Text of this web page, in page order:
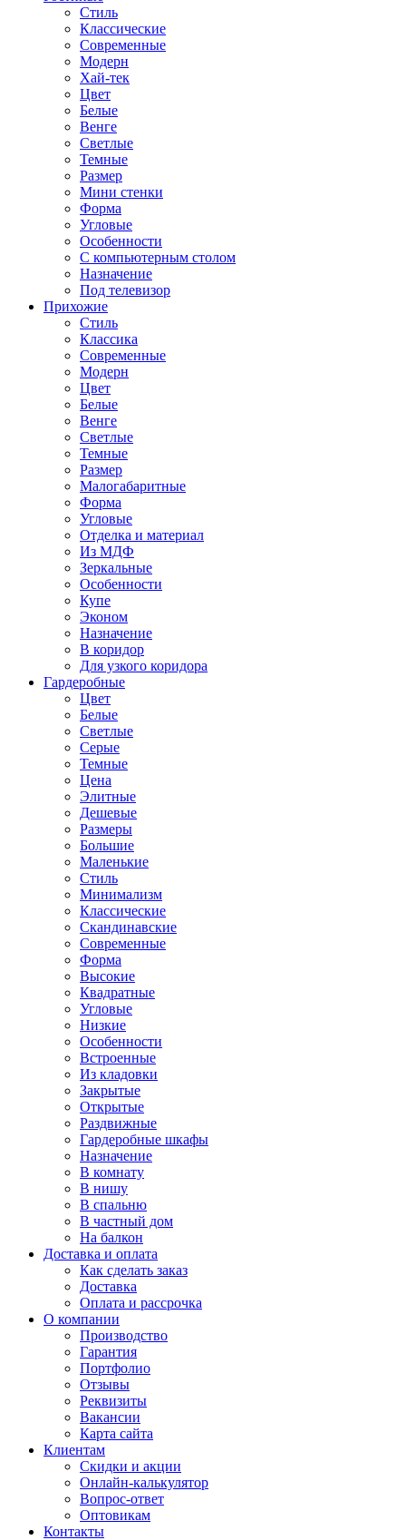
Стиль
Классические
Современные
Модерн
Хай-тек
Цвет
Белые
Венге
Светлые
Темные
Размер
Мини стенки
Форма
Угловые
Особенности
С компьютерным столом
Назначение
Под телевизор
Прихожие
Стиль
Классика
Современные
Модерн
Цвет
Белые
Венге
Светлые
Темные
Размер
Малогабаритные
Форма
Угловые
Отделка и материал
Из МДФ
Зеркальные
Особенности
Купе
Эконом
Назначение
В коридор
Для узкого коридора
Гардеробные
Цвет
Белые
Светлые
Серые
Темные
Цена
Элитные
Дешевые
Размеры
Большие
Маленькие
Стиль
Минимализм
Классические
Скандинавские
Современные
Форма
Высокие
Квадратные
Угловые
Низкие
Особенности
Встроенные
Из кладовки
Закрытые
Открытые
Раздвижные
Гардеробные шкафы
Назначение
В комнату
В нишу
В спальню
В частный дом
На балкон
Доставка и оплата
Как сделать заказ
Доставка
Оплата и рассрочка
О компании
Производство
Гарантия
Портфолио
Отзывы
Реквизиты
Вакансии
Карта сайта
Клиентам
Скидки и акции
Онлайн-калькулятор
Вопрос-ответ
Оптовикам
Контакты